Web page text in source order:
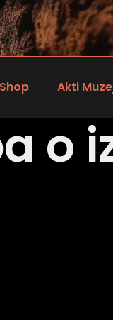
Shop Akti
o